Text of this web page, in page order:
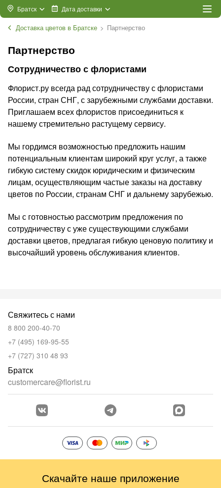
Братск Дата доставки
Доставка цветов в Братске Партнерство
Партнерство
Сотрудничество с флористами
Флорист.ру всегда рад сотрудничеству с флористами
России, стран СНГ, с зарубежными службами доставки.
Приглашаем всех флористов присоединиться к
нашему стремительно растущему сервису.
Мы гордимся возможностью предложить нашим
потенциальным клиентам широкий круг услуг, а также
гибкую систему скидок юридическим и физическим
лицам, осуществляющим частые заказы на доставку
цветов по России, странам СНГ и дальнему зарубежью.
Мы с готовностью рассмотрим предложения по
сотрудничеству с уже существующими службами
доставки цветов, предлагая гибкую ценовую политику и
высочайший уровень обслуживания клиентов.
Свяжитесь с нами
8 800 200-40-70
+7 (495) 169-95-55
+7 (727) 310 48 93
Братск
customercare@florist.ru
Скачайте наше приложение